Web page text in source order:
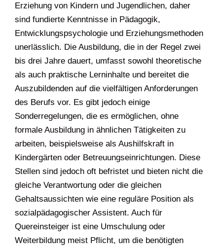
Erziehung von Kindern und Jugendlichen, daher
sind fundierte Kenntnisse in Pädagogik,
Entwicklungspsychologie und Erziehungsmethoden
unerlässlich. Die Ausbildung, die in der Regel zwei
bis drei Jahre dauert, umfasst sowohl theoretische
als auch praktische Lerninhalte und bereitet die
Auszubildenden auf die vielfältigen Anforderungen
des Berufs vor. Es gibt jedoch einige
Sonderregelungen, die es ermöglichen, ohne
formale Ausbildung in ähnlichen Tätigkeiten zu
arbeiten, beispielsweise als Aushilfskraft in
Kindergärten oder Betreuungseinrichtungen. Diese
Stellen sind jedoch oft befristet und bieten nicht die
gleiche Verantwortung oder die gleichen
Gehaltsaussichten wie eine reguläre Position als
sozialpädagogischer Assistent. Auch für
Quereinsteiger ist eine Umschulung oder
Weiterbildung meist Pflicht, um die benötigten